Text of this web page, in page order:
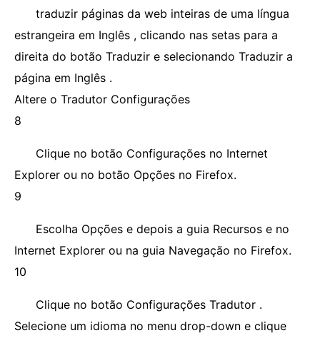
traduzir páginas da web inteiras de uma língua
estrangeira em Inglês , clicando nas setas para a
direita do botão Traduzir e selecionando Traduzir a
página em Inglês .
Altere o Tradutor Configurações
8
Clique no botão Configurações no Internet
Explorer ou no botão Opções no Firefox.
9
Escolha Opções e depois a guia Recursos e no
Internet Explorer ou na guia Navegação no Firefox.
10
Clique no botão Configurações Tradutor .
Selecione um idioma no menu drop-down e clique